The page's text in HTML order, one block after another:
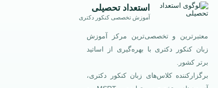
استعداد تحصیلی
آموزش تخصصی کنکور دکتری
معتبرترین و تخصصی‌ترین مرکز آموزش
زبان کنکور دکتری با بهره‌گیری از اساتید
برتر کشور.
برگزارکننده کلاس‌های زبان کنکور دکتری،